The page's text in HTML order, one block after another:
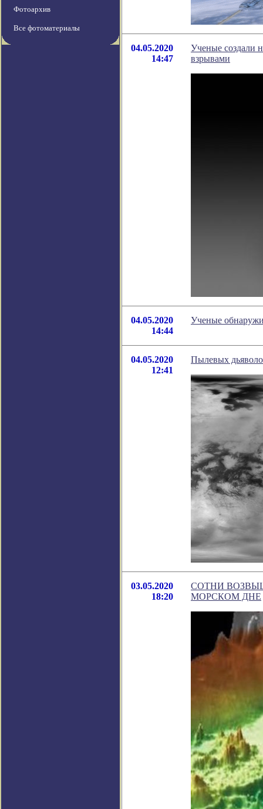
Фотоархив
Все фотоматериалы
04.05.2020
14:47
Ученые создали
взрывами
04.05.2020
14:44
Ученые
04.05.2020
12:41
Пылевых
03.05.2020
18:20
СОТНИ
МОРСКОМ ДНЕ